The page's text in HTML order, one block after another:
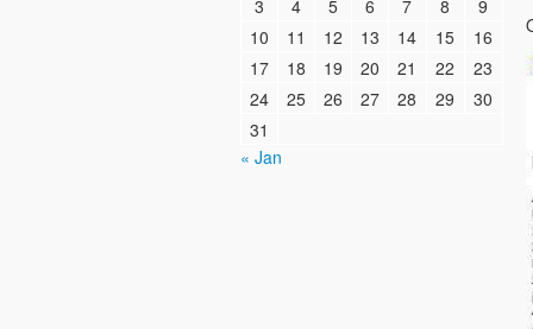
3
4 5 6 7 8
9
10
11 12 13 14 15
16
17
18 19 20 21 22
23
24
25 26 27 28 29
30
31
« Jan